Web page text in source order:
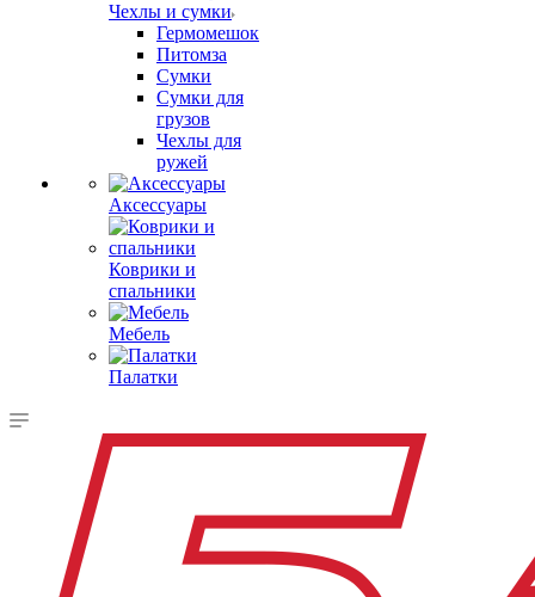
Чехлы и сумки
Гермомешок
Питомза
Сумки
Сумки для
грузов
Чехлы для
ружей
Аксессуары
Коврики и
спальники
Мебель
Палатки